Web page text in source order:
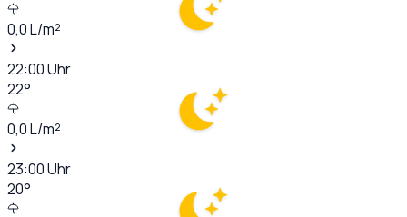
0,0L/m²
22:00Uhr
22°
0,0L/m²
23:00Uhr
20°